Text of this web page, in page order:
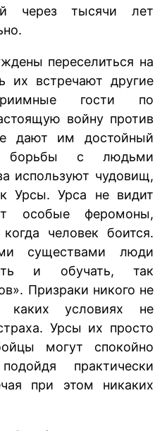
через тысячи лет
переселиться на
их встречают другие
гости по
войну против
дают им достойный
борьбы с людьми
используют чудовищ,
Урсы. Урса не видит
особые феромоны,
человек боится.
существами люди
и обучать, так
Призраки никого не
условиях не
Урсы их просто
могут спокойно
практически
при этом никаких